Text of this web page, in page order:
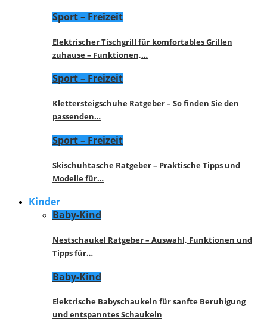
Sport – Freizeit
Elektrischer Tischgrill für komfortables Grillen
zuhause – Funktionen,…
Sport – Freizeit
Klettersteigschuhe Ratgeber – So finden Sie den
passenden…
Sport – Freizeit
Skischuhtasche Ratgeber – Praktische Tipps und
Modelle für…
Kinder
Baby-Kind
Nestschaukel Ratgeber – Auswahl, Funktionen und
Tipps für…
Baby-Kind
Elektrische Babyschaukeln für sanfte Beruhigung
und entspanntes Schaukeln